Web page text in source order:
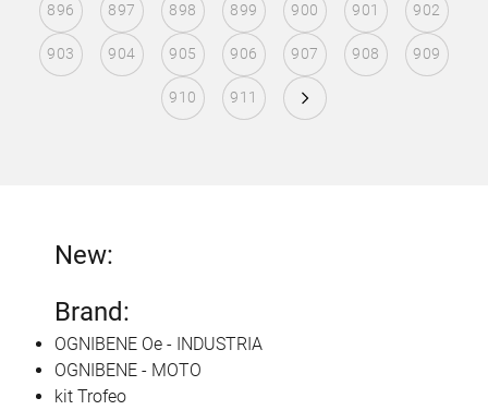
896 897 898 899 900 901 902
903 904 905 906 907 908 909
910 911
New:
Brand:
OGNIBENE Oe - INDUSTRIA
OGNIBENE - MOTO
kit Trofeo